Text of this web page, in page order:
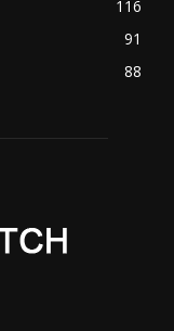
116
91
88